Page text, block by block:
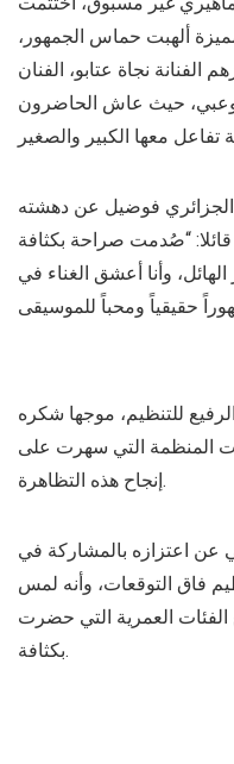
ألهبت حماس الجمهور،
الفنانة نجاة عتابو، الفنان
اوعبي، حيث عاش الحاضرون
فوضيل عن دهشته
“صُدمت صراحة بكثافة
وأنا أعشق الغناء في
للتنظيم، موجها شكره
المنظمة التي سهرت على
إنجاح هذه التظاهرة.
عن اعتزازه بالمشاركة في
فاق التوقعات، وأنه لمس
الفئات العمرية التي حضرت
بكثافة.